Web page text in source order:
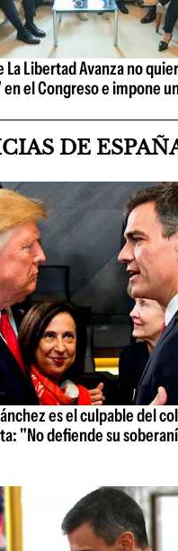
La Libertad Avanza no
el Congreso e impone
DE
es el culpable del
"No defiende su